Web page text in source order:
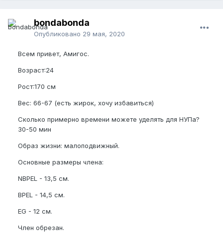
bondabonda
Опубликовано 29 мая, 2020
Всем привет, Амигос.
Возраст:24
Рост:170 см
Вес: 66-67 (есть жирок, хочу избавиться)
Сколько примерно времени можете уделять для НУПа?
30-50 мин
Образ жизни: малоподвижный.
Основные размеры члена:
NBPEL - 13,5 см.
BPEL - 14,5 см.
EG - 12 см.
Член обрезан.